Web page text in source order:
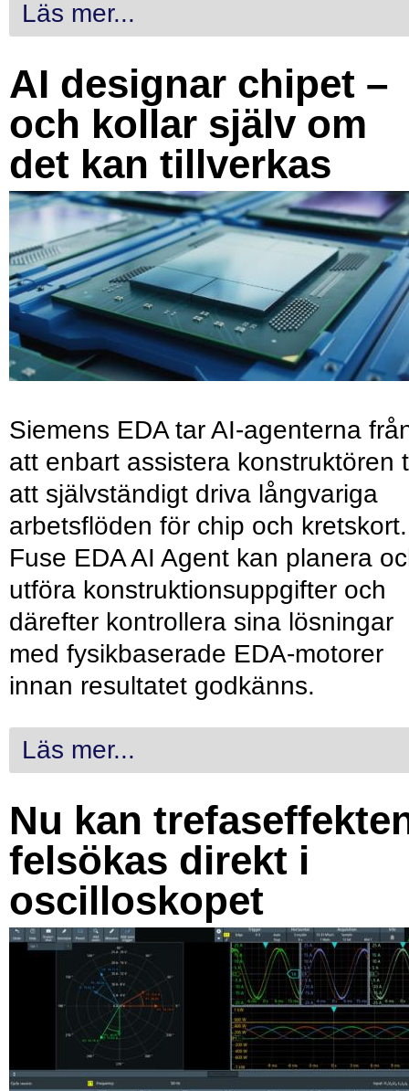
Läs mer...
AI designar chipet –
och kollar själv om
det kan tillverkas
Siemens EDA tar AI-agenterna
att enbart assistera konstruktören
att självständigt driva långvariga
arbetsflöden för chip och kretskort.
Fuse EDA AI Agent kan planera
utföra konstruktionsuppgifter och
därefter kontrollera sina lösningar
med fysikbaserade EDA-motorer
innan resultatet godkänns.
Läs mer...
Nu kan
felsökas direkt i
oscilloskopet